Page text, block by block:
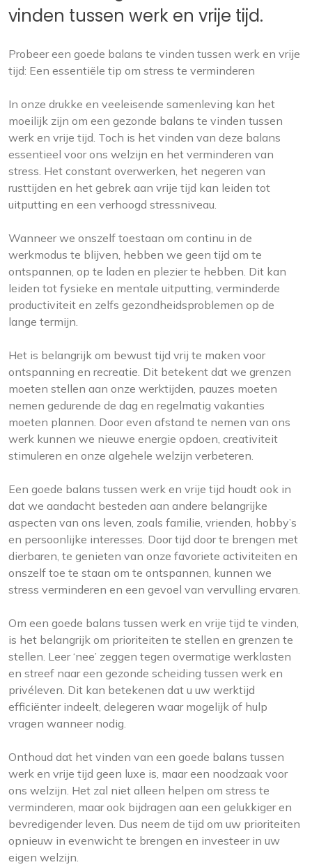
vinden tussen werk en vrije tijd.
Probeer een goede balans te vinden tussen werk en vrije
tijd: Een essentiële tip om stress te verminderen
In onze drukke en veeleisende samenleving kan het
moeilijk zijn om een gezonde balans te vinden tussen
werk en vrije tijd. Toch is het vinden van deze balans
essentieel voor ons welzijn en het verminderen van
stress. Het constant overwerken, het negeren van
rusttijden en het gebrek aan vrije tijd kan leiden tot
uitputting en een verhoogd stressniveau.
Wanneer we onszelf toestaan om continu in de
werkmodus te blijven, hebben we geen tijd om te
ontspannen, op te laden en plezier te hebben. Dit kan
leiden tot fysieke en mentale uitputting, verminderde
productiviteit en zelfs gezondheidsproblemen op de
lange termijn.
Het is belangrijk om bewust tijd vrij te maken voor
ontspanning en recreatie. Dit betekent dat we grenzen
moeten stellen aan onze werktijden, pauzes moeten
nemen gedurende de dag en regelmatig vakanties
moeten plannen. Door even afstand te nemen van ons
werk kunnen we nieuwe energie opdoen, creativiteit
stimuleren en onze algehele welzijn verbeteren.
Een goede balans tussen werk en vrije tijd houdt ook in
dat we aandacht besteden aan andere belangrijke
aspecten van ons leven, zoals familie, vrienden, hobby’s
en persoonlijke interesses. Door tijd door te brengen met
dierbaren, te genieten van onze favoriete activiteiten en
onszelf toe te staan om te ontspannen, kunnen we
stress verminderen en een gevoel van vervulling ervaren.
Om een goede balans tussen werk en vrije tijd te vinden,
is het belangrijk om prioriteiten te stellen en grenzen te
stellen. Leer ‘nee’ zeggen tegen overmatige werklasten
en streef naar een gezonde scheiding tussen werk en
privéleven. Dit kan betekenen dat u uw werktijd
efficiënter indeelt, delegeren waar mogelijk of hulp
vragen wanneer nodig.
Onthoud dat het vinden van een goede balans tussen
werk en vrije tijd geen luxe is, maar een noodzaak voor
ons welzijn. Het zal niet alleen helpen om stress te
verminderen, maar ook bijdragen aan een gelukkiger en
bevredigender leven. Dus neem de tijd om uw prioriteiten
opnieuw in evenwicht te brengen en investeer in uw
eigen welzijn.